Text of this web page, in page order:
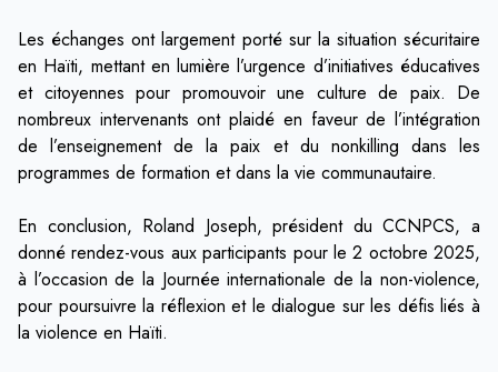
Les échanges ont largement porté sur la situation sécuritaire
en Haïti, mettant en lumière l’urgence d’initiatives éducatives
et citoyennes pour promouvoir une culture de paix. De
nombreux intervenants ont plaidé en faveur de l’intégration
de l’enseignement de la paix et du nonkilling dans les
programmes de formation et dans la vie communautaire.
En conclusion, Roland Joseph, président du CCNPCS, a
donné rendez-vous aux participants pour le 2 octobre 2025,
à l’occasion de la Journée internationale de la non-violence,
pour poursuivre la réflexion et le dialogue sur les défis liés à
la violence en Haïti.